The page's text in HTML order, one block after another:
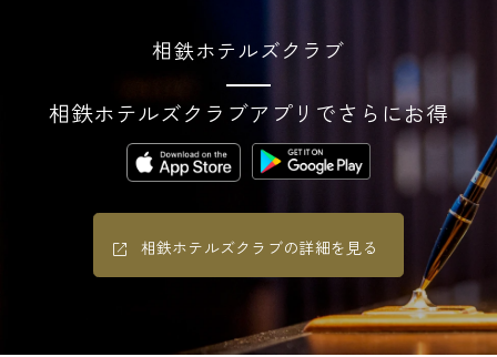
相鉄ホテルズクラブ
相鉄ホテルズクラブアプリでさらにお得
相鉄ホテルズクラブの詳細を見る